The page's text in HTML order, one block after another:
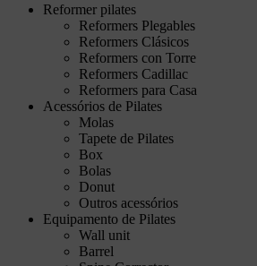
Reformer pilates
Reformers Plegables
Reformers Clásicos
Reformers con Torre
Reformers Cadillac
Reformers para Casa
Acessórios de Pilates
Molas
Tapete de Pilates
Box
Bolas
Donut
Outros acessórios
Equipamento de Pilates
Wall unit
Barrel